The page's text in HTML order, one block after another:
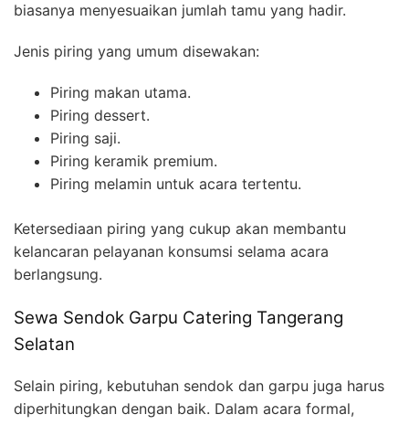
biasanya menyesuaikan jumlah tamu yang hadir.
Jenis piring yang umum disewakan:
Piring makan utama.
Piring dessert.
Piring saji.
Piring keramik premium.
Piring melamin untuk acara tertentu.
Ketersediaan piring yang cukup akan membantu
kelancaran pelayanan konsumsi selama acara
berlangsung.
Sewa Sendok Garpu Catering Tangerang
Selatan
Selain piring, kebutuhan sendok dan garpu juga harus
diperhitungkan dengan baik. Dalam acara formal,